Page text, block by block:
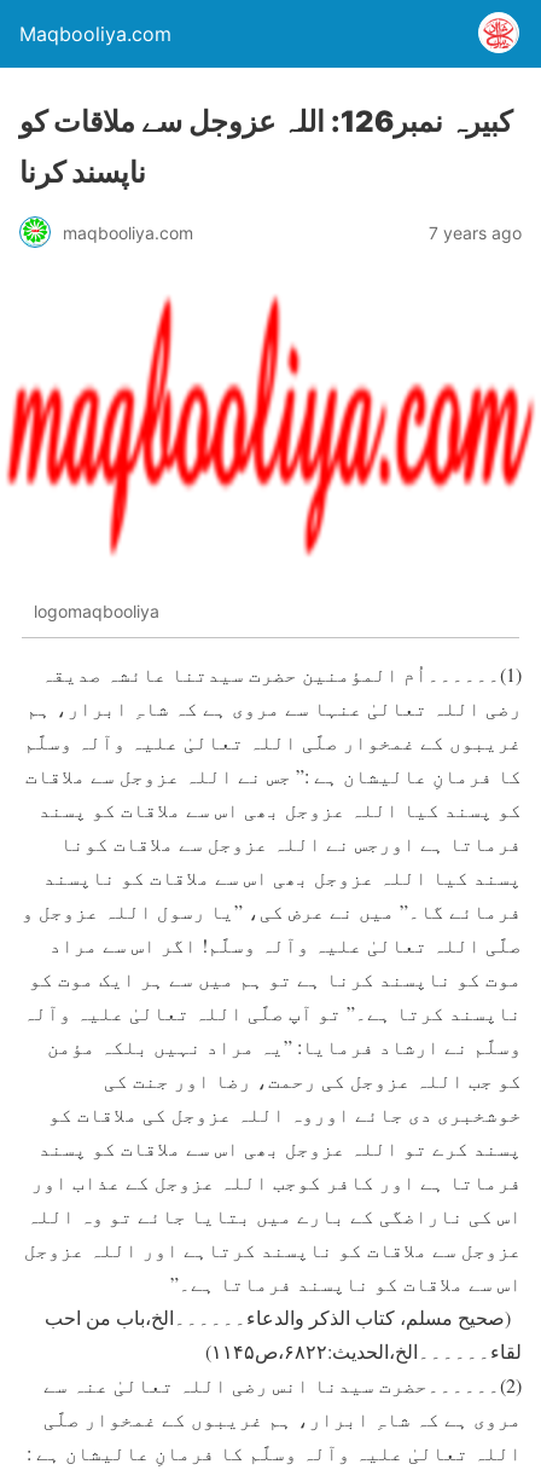
Maqbooliya.com
کبيرہ نمبر126: اللہ عزوجل سے ملاقات کو
ناپسند کرنا
maqbooliya.com 7 years ago
logomaqbooliya
(1)۔۔۔۔۔۔اُم المؤمنین حضرت سیدتنا عائشہ صديقہ
رضی اللہ تعالیٰ عنہا سے مروی ہے کہ شاہِ ابرار، ہم
غريبوں کے غمخوار صلَّی اللہ تعالیٰ علیہ وآلہ وسلَّم
کا فرمانِ عالیشان ہے :” جس نے اللہ عزوجل سے ملاقات
کو پسند کيا اللہ عزوجل بھی اس سے ملاقات کو پسند
فرماتا ہے اورجس نے اللہ عزوجل سے ملاقات کونا
پسند کيا اللہ عزوجل بھی اس سے ملاقات کو ناپسند
فرمائے گا۔” ميں نے عرض کی، ”يا رسول اللہ عزوجل و
صلَّی اللہ تعالیٰ علیہ وآلہ وسلَّم! اگر اس سے مراد
موت کو ناپسند کرنا ہے تو ہم ميں سے ہر ايک موت کو
ناپسند کرتا ہے۔” تو آپ صلَّی اللہ تعالیٰ علیہ وآلہ
وسلَّم نے ارشاد فرمایا: ”يہ مراد نہيں بلکہ مؤمن
کو جب اللہ عزوجل کی رحمت، رضا اور جنت کی
خوشخبری دی جائے اوروہ اللہ عزوجل کی ملاقات کو
پسند کرے تو اللہ عزوجل بھی اس سے ملاقات کو پسند
فرماتا ہے اور کافر کوجب اللہ عزوجل کے عذاب اور
اس کی ناراضگی کے بارے میں بتايا جائے تو وہ اللہ
عزوجل سے ملاقات کو ناپسند کرتاہے اور اللہ عزوجل
اس سے ملاقات کو ناپسند فرماتا ہے۔”
(صحیح مسلم، کتاب الذکر والدعاء۔۔۔۔۔۔الخ،باب من احب
لقاء۔۔۔۔۔۔الخ،الحدیث:۶۸۲۲،ص۱۱۴۵)
(2)۔۔۔۔۔۔حضرت سيدنا انس رضی اللہ تعالیٰ عنہ سے
مروی ہے کہ شاہِ ابرار، ہم غريبوں کے غمخوار صلَّی
اللہ تعالیٰ علیہ وآلہ وسلَّم کا فرمانِ عالیشان ہے :